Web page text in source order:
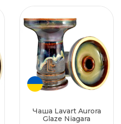
Чаша Lavart Aurora
Glaze Niagara